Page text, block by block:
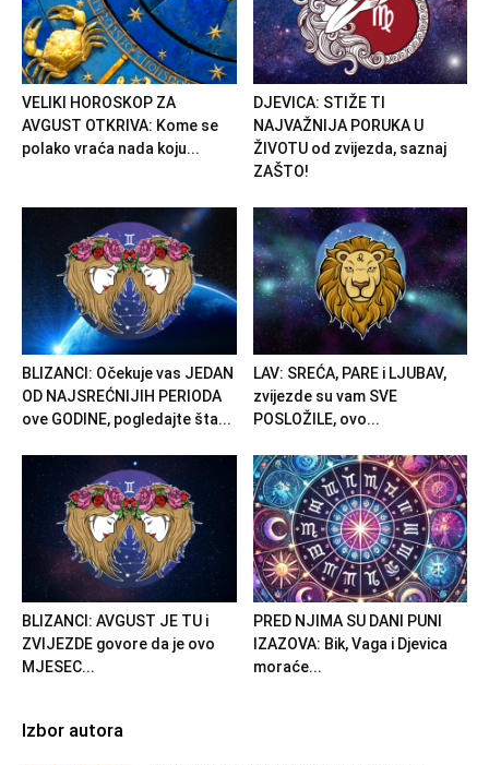
VELIKI HOROSKOP ZA
AVGUST OTKRIVA: Kome se
polako vraća nada koju...
DJEVICA: STIŽE TI
NAJVAŽNIJA PORUKA U
ŽIVOTU od zvijezda, saznaj
ZAŠTO!
BLIZANCI: Očekuje vas JEDAN
OD NAJSREĆNIJIH PERIODA
ove GODINE, pogledajte šta...
LAV: SREĆA, PARE i LJUBAV,
zvijezde su vam SVE
POSLOŽILE, ovo...
BLIZANCI: AVGUST JE TU i
ZVIJEZDE govore da je ovo
MJESEC...
PRED NJIMA SU DANI PUNI
IZAZOVA: Bik, Vaga i Djevica
moraće...
Izbor autora